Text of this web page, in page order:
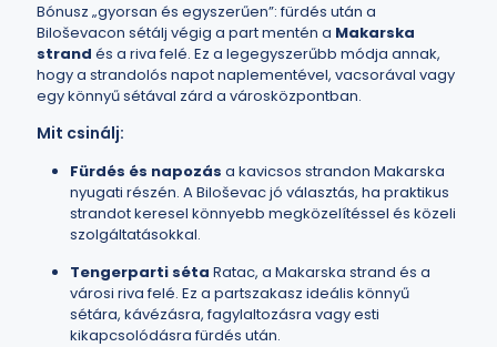
Bónusz „gyorsan és egyszerűen”: fürdés után a
Biloševacon sétálj végig a part mentén a Makarska
strand és a riva felé. Ez a legegyszerűbb módja annak,
hogy a strandolós napot naplementével, vacsorával vagy
egy könnyű sétával zárd a városközpontban.
Mit csinálj:
Fürdés és napozás a kavicsos strandon Makarska
nyugati részén. A Biloševac jó választás, ha praktikus
strandot keresel könnyebb megközelítéssel és közeli
szolgáltatásokkal.
Tengerparti séta Ratac, a Makarska strand és a
városi riva felé. Ez a partszakasz ideális könnyű
sétára, kávézásra, fagylaltozásra vagy esti
kikapcsolódásra fürdés után.